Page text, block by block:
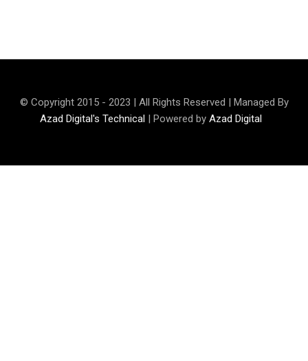
© Copyright 2015 - 2023 | All Rights Reserved | Managed By
Azad Digital's Technical | Powered by Azad Digital